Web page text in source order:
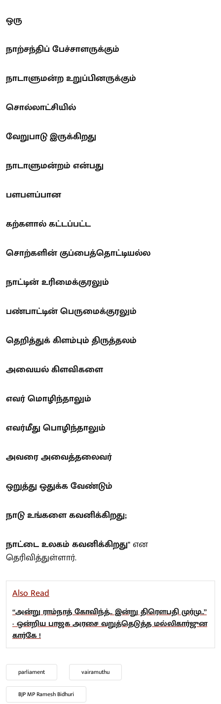
ஒரு
நாற்சந்திப் பேச்சாளருக்கும்
நாடாளுமன்ற உறுப்பினருக்கும்
சொல்லாட்சியில்
வேறுபாடு இருக்கிறது
நாடாளுமன்றம் என்பது
பளபளப்பான
கற்களால் கட்டப்பட்ட
சொற்களின் குப்பைத்தொட்டியல்ல
நாட்டின் உரிமைக்குரலும்
பண்பாட்டின் பெருமைக்குரலும்
தெறித்துக் கிளம்பும் திருத்தலம்
அவையல் கிளவிகளை
எவர் மொழிந்தாலும்
எவர்மீது பொழிந்தாலும்
அவரை அவைத்தலைவர்
ஒறுத்து ஒதுக்க வேண்டும்
நாடு உங்களை கவனிக்கிறது;
நாட்டை உலகம் கவனிக்கிறது"என
தெரிவித்துள்ளார்.
Also Read
“அன்று ராம்நாத் கோவிந்த்.. இன்று திரெளபதி முர்மு..”
- ஒன்றிய பாஜக அரசை வறுத்தெடுத்த மல்லிகார்ஜுன
கார்கே !
parliament vairamuthu
BJP MP Ramesh Bidhuri